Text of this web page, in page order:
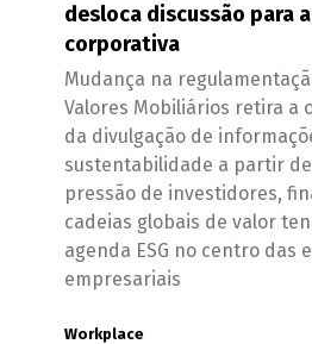
desloca discussão para
corporativa
Mudança na
Valores Mobiliários retira a
da divulgação de
sustentabilidade a partir de
pressão de investidores,
cadeias globais de valor
agenda ESG no centro das
empresariais
Workplace